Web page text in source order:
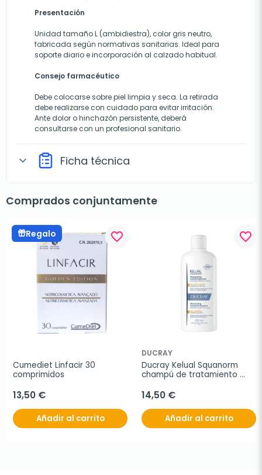
Presentación
Unidad tamaño L (ambidiestra), color gris neutro,
fabricada según normativas sanitarias. Ideal para
soporte diario e incorporación al calzado habitual.
Consejo farmacéutico
Debe colocarse sobre piel limpia y seca. La retirada
debe realizarse con cuidado para evitar irritación.
Ante dolor o hinchazón persistente, deberá
consultarse con un profesional sanitario.
expand_more Ficha técnica
Comprados conjuntamente
Regalo favorite_border
Cumediet Linfacir 30
comprimidos
13,50 €
Añadir al carrito
favorite_border
DUCRAY
Ducray Kelual Squanorm
champú de tratamiento
400 ml
14,50 €
Añadir al carrito